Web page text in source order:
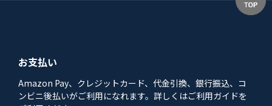
お支払い
Amazon Pay、クレジットカード、代金引換、銀行振込、コ
ンビニ後払いがご利用になれます。詳しくはご利用ガイドを